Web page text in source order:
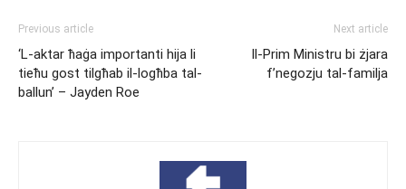
Previous article
‘L-aktar ħaġa importanti hija li
tieħu gost tilgħab il-logħba tal-
ballun’ – Jayden Roe
Next article
Il-Prim Ministru bi żjara
f’negozju tal-familja